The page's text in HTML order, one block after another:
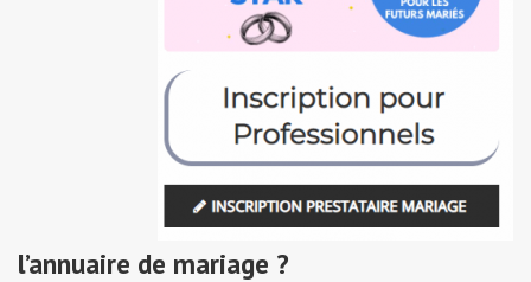
l’annuaire de mariage ?